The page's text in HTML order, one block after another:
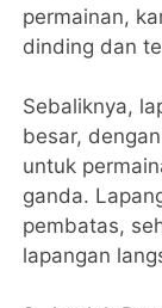
permainan,
dinding dan
Sebaliknya,
besar,
untuk
ganda.
pembatas,
lapangan